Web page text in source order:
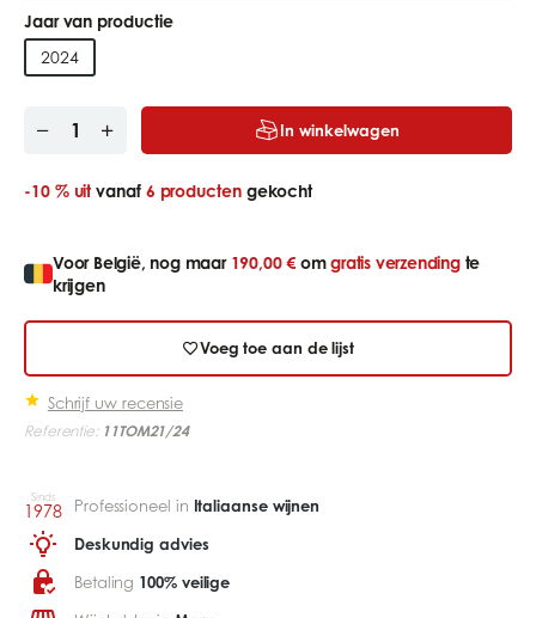
Jaar van productie
2024
In winkelwagen
-10 %uitvanaf 6 productengekocht
Voor België, nog maar 190,00 € omgratis verzendingte
krijgen
Voeg toe aan de lijst
Schrijf uw recensie
Referentie: 11TOM21/24
Sinds
1978 Professioneel in Italiaanse wijnen
Deskundig advies
Betaling 100% veilige